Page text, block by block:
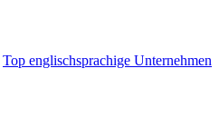
Top englischsprachige Unternehmen